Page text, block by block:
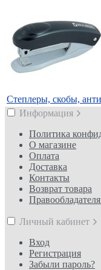
Степлеры, скобы,
Информация
Политика
О магазине
Оплата
Доставка
Контакты
Возврат товара
Личный кабинет
Вход
Регистрация
Забыли пароль?